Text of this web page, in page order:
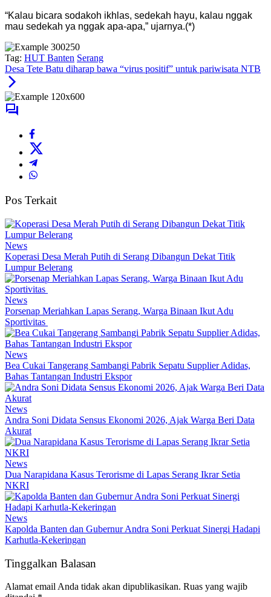
“Kalau bicara sodakoh ikhlas, sedekah hayu, kalau nggak
mau sedekah ya nggak apa-apa,” ujarnya.(*)
Tag: HUT Banten Serang
Desa Tete Batu diharap bawa “virus positif” untuk pariwisata NTB
Pos Terkait
News
Koperasi Desa Merah Putih di Serang Dibangun Dekat Titik
Lumpur Belerang
News
Porsenap Meriahkan Lapas Serang, Warga Binaan Ikut Adu
Sportivitas
News
Bea Cukai Tangerang Sambangi Pabrik Sepatu Supplier Adidas,
Bahas Tantangan Industri Ekspor
News
Andra Soni Didata Sensus Ekonomi 2026, Ajak Warga Beri Data
Akurat
News
Dua Narapidana Kasus Terorisme di Lapas Serang Ikrar Setia
NKRI
News
Kapolda Banten dan Gubernur Andra Soni Perkuat Sinergi Hadapi
Karhutla-Kekeringan
Tinggalkan Balasan
Alamat email Anda tidak akan dipublikasikan. Ruas yang wajib